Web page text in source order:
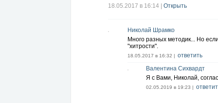
18.05.2017 в 16:14
Открыть
Николай Шрамко
Много разных методик... Но
"хитрости".
18.05.2017 в 16:32 | ответить
Валентина Сихвардт
Я с Вами, Николай,
02.05.2019 в 19:23 |